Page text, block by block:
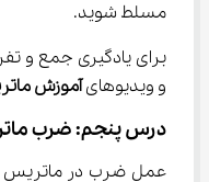
مسلط شوید.
و ویدیو‌های
آموزش
درس پنجم: ضرب